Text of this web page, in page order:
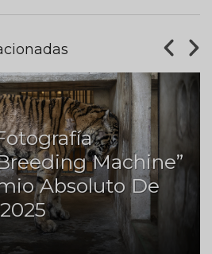
Machine”
Absoluto De